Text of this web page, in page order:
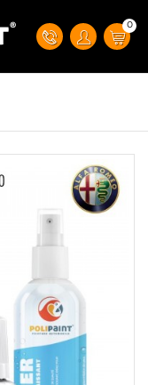
0